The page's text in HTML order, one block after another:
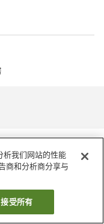
析我们网站的性能
商和分析商分享与
接受所有